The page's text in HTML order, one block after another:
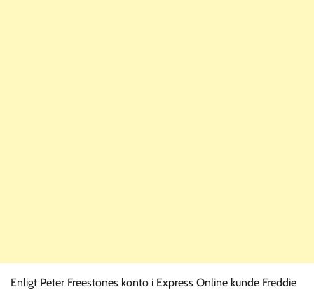
Enligt Peter Freestones konto i Express Online kunde Freddie